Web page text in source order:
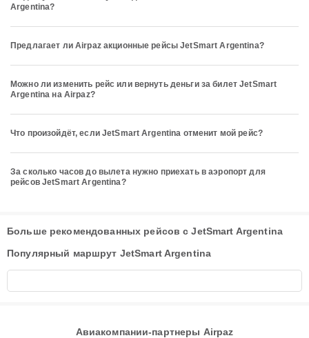
Argentina?
Предлагает ли Airpaz акционные рейсы JetSmart Argentina?
Можно ли изменить рейс или вернуть деньги за билет JetSmart
Argentina на Airpaz?
Что произойдёт, если JetSmart Argentina отменит мой рейс?
За сколько часов до вылета нужно приехать в аэропорт для
рейсов JetSmart Argentina?
Больше рекомендованных рейсов с JetSmart Argentina
Популярный маршрут JetSmart Argentina
Авиакомпании-партнеры Airpaz